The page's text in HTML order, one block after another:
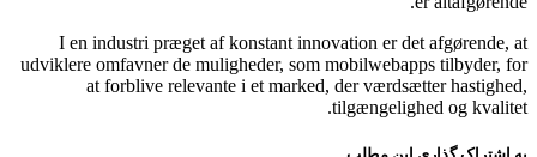
I en industri præget af konstant innovation er det afgørende, at
udviklere omfavner de muligheder, som mobilwebapps tilbyder, for
at forblive relevante i et marked, der værdsætter hastighed,
tilgængelighed og kvalitet.